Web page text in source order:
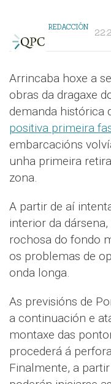
REDACCIÓN
Arrincaba hoxe a
obras da dragaxe
demanda histórica
positiva primeira
embarcacións
unha primeira
zona.
A partir de aí
interior da
rochosa do fondo
os problemas de
onda longa.
As previsións de
a continuación e
montaxe das
procederá á
Finalmente, a